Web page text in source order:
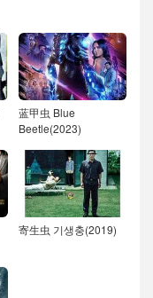
蓝甲虫 Blue
Beetle(2023)
寄生虫 기생충(2019)